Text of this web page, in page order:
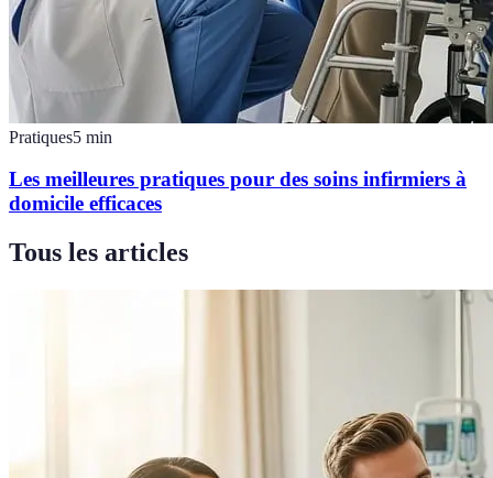
Pratiques5 min
Les meilleures pratiques pour des soins infirmiers à
domicile efficaces
Tous les articles